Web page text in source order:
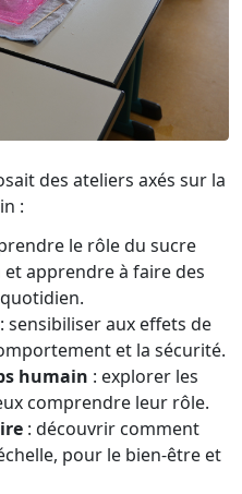
des ateliers axés sur la
:
le rôle du sucre
apprendre à faire des
: sensibiliser aux effets de
et la sécurité.
humain : explorer les
comprendre leur rôle.
: découvrir comment
pour le bien-être et